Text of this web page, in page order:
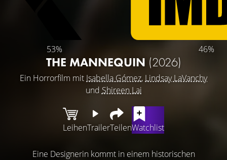
53% 46%
THE MANNEQUIN (2026)
Ein Horrorfilm mit Isabella Gómez, Lindsay LaVanchy
und Shireen Lai
LeihenTrailerTeilenWatchlist
Eine Designerin kommt in einem historischen